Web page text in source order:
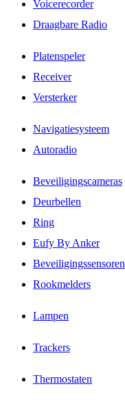
Voicerecorder
Draagbare Radio
Platenspeler
Receiver
Versterker
Navigatiesysteem
Autoradio
Beveiligingscameras
Deurbellen
Ring
Eufy By Anker
Beveiligingssensoren
Rookmelders
Lampen
Trackers
Thermostaten